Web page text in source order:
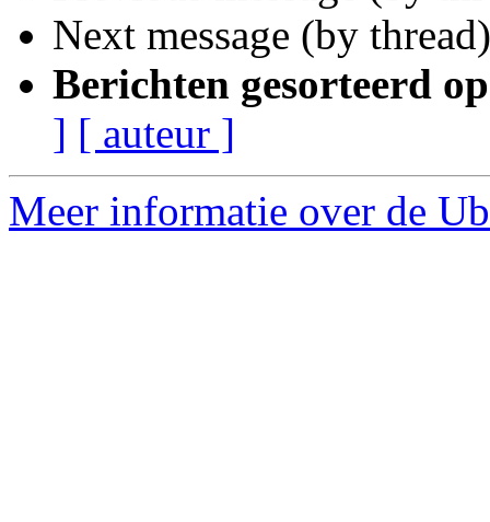
Next message (by
Berichten gesorteerd
] [ auteur ]
Meer informatie over de